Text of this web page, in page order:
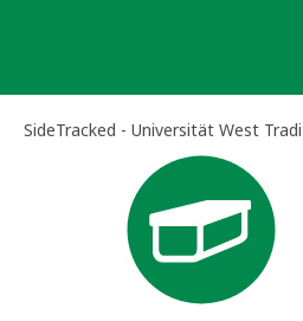
SideTracked - Universität West